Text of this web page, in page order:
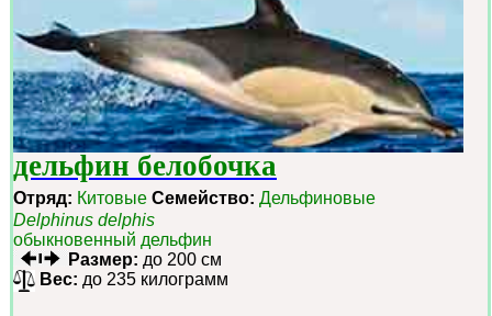
дельфин белобочка
Отряд: Китовые Семейство: Дельфиновые
Delphinus delphis
обыкновенный дельфин
Размер: до 200 см
Вес: до 235 килограмм